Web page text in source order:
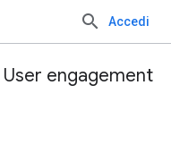
Accedi
User engagement